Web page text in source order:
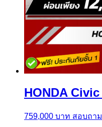
HONDA
759,000 บาท สอบถา